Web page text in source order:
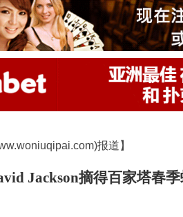
报道】
Jackson摘得百家塔春